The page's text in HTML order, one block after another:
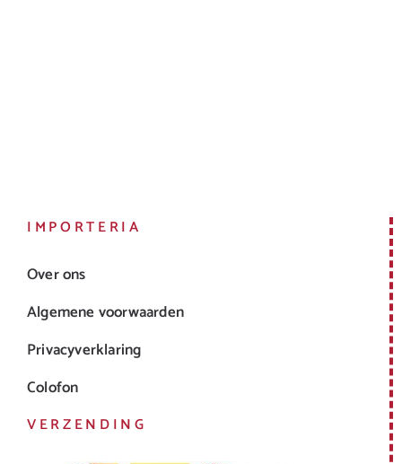
IMPORTERIA
Over ons
Algemene voorwaarden
Privacyverklaring
Colofon
VERZENDING